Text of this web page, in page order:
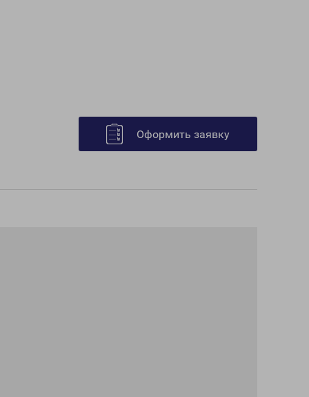
Оформить заявку